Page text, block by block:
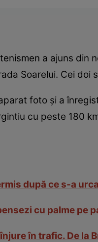
a ajuns
Soarelui. Cei doi
foto şi a
cu peste 180
după ce s-a
cu palme
în trafic. De la